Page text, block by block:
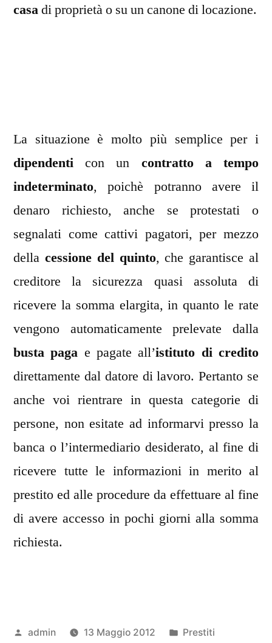
casadi proprietà o su un canone di locazione.
La situazione è molto più semplice per i
dipendenti con un contratto a tempo
indeterminato, poichè potranno avere il
denaro richiesto, anche se protestati o
segnalati come cattivi pagatori, per mezzo
della cessione del quinto, che garantisce al
creditore la sicurezza quasi assoluta di
ricevere la somma elargita, in quanto le rate
vengono automaticamente prelevate dalla
busta paga e pagate all’istituto di credito
direttamente dal datore di lavoro. Pertanto se
anche voi rientrare in questa categorie di
persone, non esitate ad informarvi presso la
banca o l’intermediario desiderato, al fine di
ricevere tutte le informazioni in merito al
prestito ed alle procedure da effettuare al fine
di avere accesso in pochi giorni alla somma
richiesta.
Pubblicato
admin 13 Maggio 2012
Pubblicato
Prestiti